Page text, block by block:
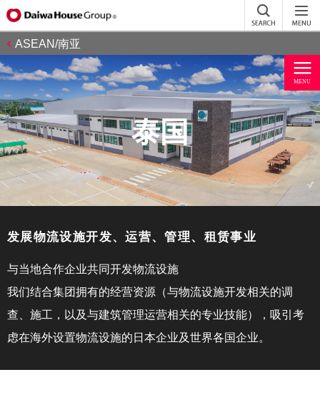
ASEAN/南亚
泰国
发展物流设施开发、运营、管理、租赁事业
与当地合作企业共同开发物流设施
我们结合集团拥有的经营资源（与物流设施开发相关的调
查、施工，以及与建筑管理运营相关的专业技能），吸引考
虑在海外设置物流设施的日本企业及世界各国企业。